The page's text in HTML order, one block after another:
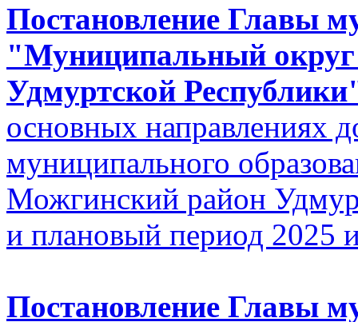
Постановление Главы
"Муниципальный
Удмуртской
основных направлениях
муниципального
Можгинский район
и плановый период 2025
Постановление Главы